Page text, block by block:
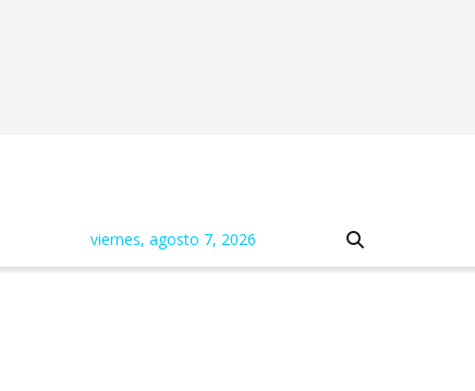
viernes, agosto 7, 2026